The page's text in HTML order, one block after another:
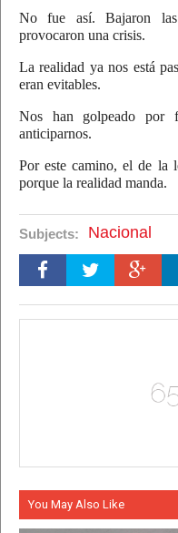
No fue así. Bajaron las
provocaron una crisis.
La realidad ya nos está
eran evitables.
Nos han golpeado por
anticiparnos.
Por este camino, el de la
porque la realidad manda.
Subjects: Nacional
You May Also Like